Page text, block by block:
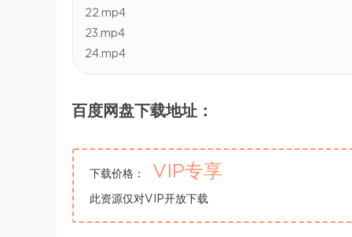
22.mp4
23.mp4
24.mp4
百度网盘下载地址：
下载价格： VIP专享
此资源仅对VIP开放下载